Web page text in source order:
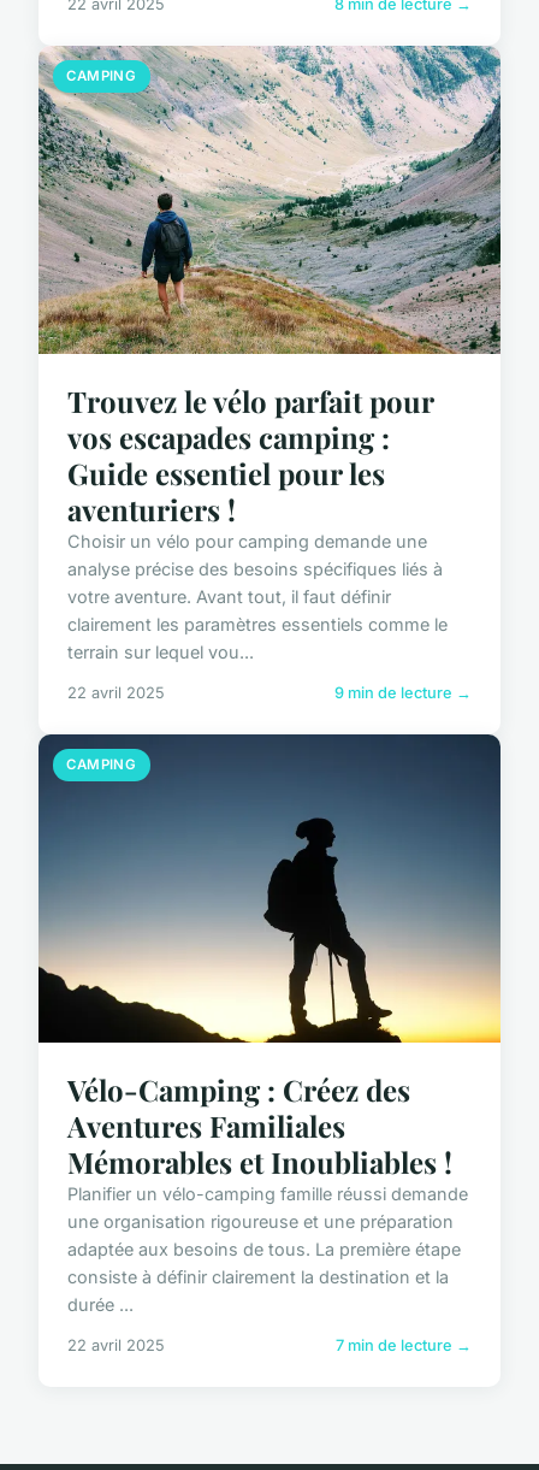
22 avril 2025 8 min de lecture →
CAMPING
Trouvez le vélo parfait pour
vos escapades camping :
Guide essentiel pour les
aventuriers !
Choisir un vélo pour camping demande une
analyse précise des besoins spécifiques liés à
votre aventure. Avant tout, il faut définir
clairement les paramètres essentiels comme le
terrain sur lequel vou...
22 avril 2025 9 min de lecture →
CAMPING
Vélo-Camping : Créez des
Aventures Familiales
Mémorables et Inoubliables !
Planifier un vélo-camping famille réussi demande
une organisation rigoureuse et une préparation
adaptée aux besoins de tous. La première étape
consiste à définir clairement la destination et la
durée ...
22 avril 2025 7 min de lecture →